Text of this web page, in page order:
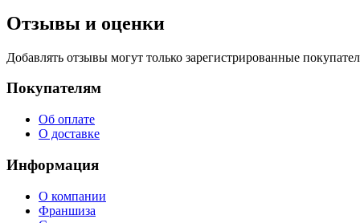
Отзывы и оценки
Добавлять отзывы могут только зарегистрированные
Покупателям
Об оплате
О доставке
Информация
О компании
Франшиза